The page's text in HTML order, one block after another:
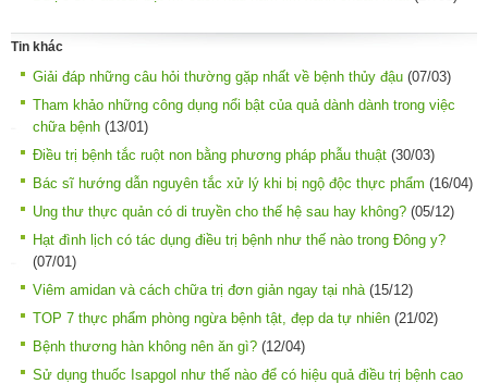
Tin khác
Giải đáp những câu hỏi thường gặp nhất về bệnh thủy đậu (07/03)
Tham khảo những công dụng nổi bật của quả dành dành trong việc
chữa bệnh (13/01)
Điều trị bệnh tắc ruột non bằng phương pháp phẫu thuật (30/03)
Bác sĩ hướng dẫn nguyên tắc xử lý khi bị ngộ độc thực phẩm (16/04)
Ung thư thực quản có di truyền cho thế hệ sau hay không? (05/12)
Hạt đình lịch có tác dụng điều trị bệnh như thế nào trong Đông y?
(07/01)
Viêm amidan và cách chữa trị đơn giản ngay tại nhà (15/12)
TOP 7 thực phẩm phòng ngừa bệnh tật, đẹp da tự nhiên (21/02)
Bệnh thương hàn không nên ăn gì? (12/04)
Sử dụng thuốc Isapgol như thế nào để có hiệu quả điều trị bệnh cao